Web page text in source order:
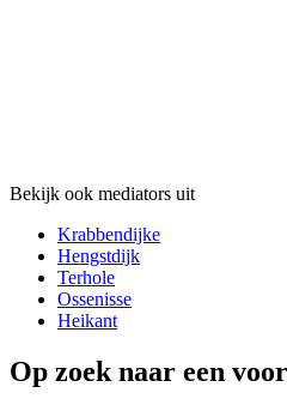
Bekijk ook mediators uit
Krabbendijke
Hengstdijk
Terhole
Ossenisse
Heikant
Op zoek naar een